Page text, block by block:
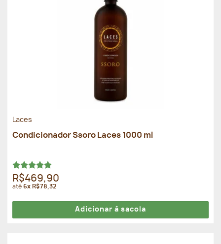
Laces
Condicionador Ssoro Laces 1000 ml
Avaliação
5.00de 5
R$469,90
até6x R$78,32
Adicionar à sacola